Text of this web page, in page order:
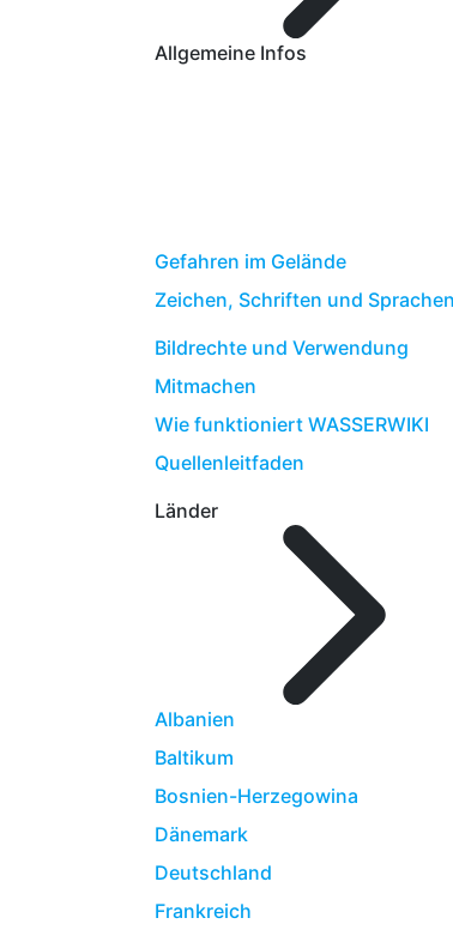
Allgemeine Infos
Gefahren im Gelände
Zeichen, Schriften und Sprachen
Bildrechte und Verwendung
Mitmachen
Wie funktioniert WASSERWIKI
Quellenleitfaden
Länder
Albanien
Baltikum
Bosnien-Herzegowina
Dänemark
Deutschland
Frankreich